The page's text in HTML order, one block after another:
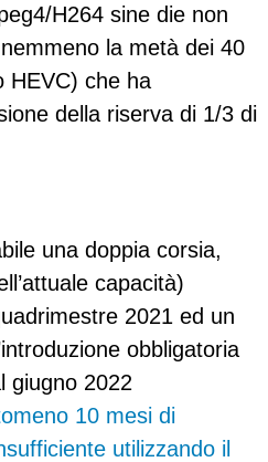
H264 sine die non
la metà dei 40
HEVC) che ha
della riserva di 1/3 di
una doppia corsia,
capacità)
2021 ed un
obbligatoria
giugno 2022
10 mesi di
utilizzando il